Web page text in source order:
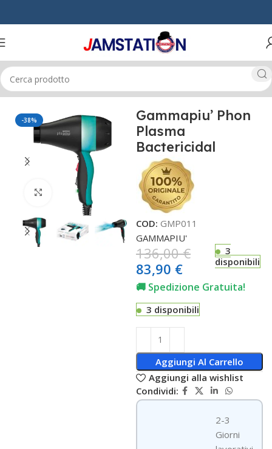
Home CAPELLI PHON
-38%
Click to enlarge
Gammapiu’ Phon
Plasma
Bactericidal
COD: GMP011
GAMMAPIU'
136,00€
83,90 €
3
disponibili
🚚 Spedizione Gratuita!
3 disponibili
Aggiungi Al Carrello
Aggiungi alla wishlist
Condividi:
2-3
Giorni